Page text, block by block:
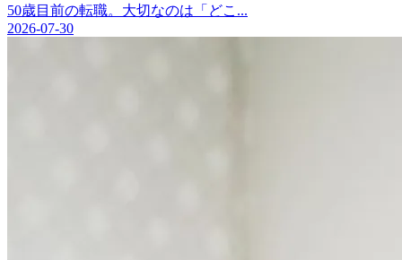
50歳目前の転職。大切なのは「どこ...
2026-07-30